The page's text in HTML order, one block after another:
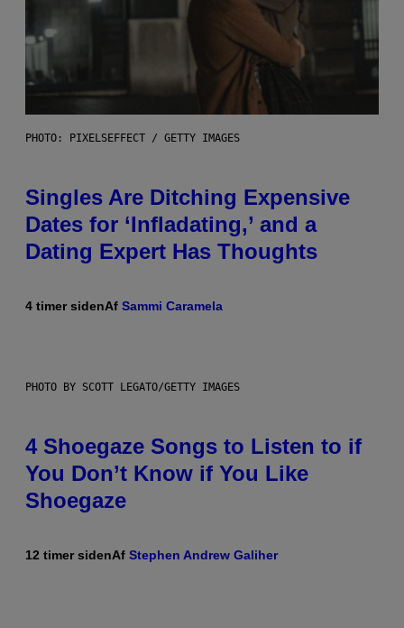
PHOTO: PIXELSEFFECT / GETTY IMAGES
Singles Are Ditching Expensive
Dates for ‘Infladating,’ and a
Dating Expert Has Thoughts
4 timer sidenAf Sammi Caramela
PHOTO BY SCOTT LEGATO/GETTY IMAGES
4 Shoegaze Songs to Listen to if
You Don’t Know if You Like
Shoegaze
12 timer sidenAf Stephen Andrew Galiher